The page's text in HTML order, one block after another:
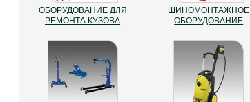
ОБОРУДОВАНИЕ ДЛЯ
РЕМОНТА КУЗОВА
ШИНОМОНТАЖНОЕ
ОБОРУДОВАНИЕ